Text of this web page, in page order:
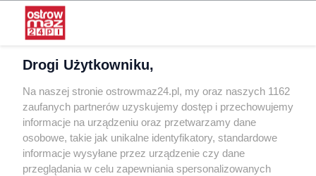
Praca
Warunki korzystania
Kontakt
INFORMATOR
Bankomaty
Msze święte
Nocna pomoc lekarska
Drogi Użytkowniku,
Na naszej stronie ostrowmaz24.pl, my oraz naszych 1162
zaufanych partnerów uzyskujemy dostęp i przechowujemy
informacje na urządzeniu oraz przetwarzamy dane
osobowe, takie jak unikalne identyfikatory, standardowe
informacje wysyłane przez urządzenie czy dane
przeglądania w celu zapewniania spersonalizowanych